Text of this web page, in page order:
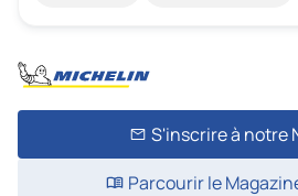
S'inscrire à notre
Parcourir le